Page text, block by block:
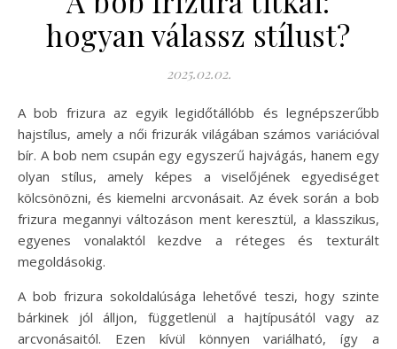
hogyan válassz stílust?
2025.02.02.
A bob frizura az egyik legidőtállóbb és legnépszerűbb
hajstílus, amely a női frizurák világában számos variációval
bír. A bob nem csupán egy egyszerű hajvágás, hanem egy
olyan stílus, amely képes a viselőjének egyediséget
kölcsönözni, és kiemelni arcvonásait. Az évek során a bob
frizura megannyi változáson ment keresztül, a klasszikus,
egyenes vonalaktól kezdve a réteges és texturált
megoldásokig.
A bob frizura sokoldalúsága lehetővé teszi, hogy szinte
bárkinek jól álljon, függetlenül a hajtípusától vagy az
arcvonásaitól. Ezen kívül könnyen variálható, így a